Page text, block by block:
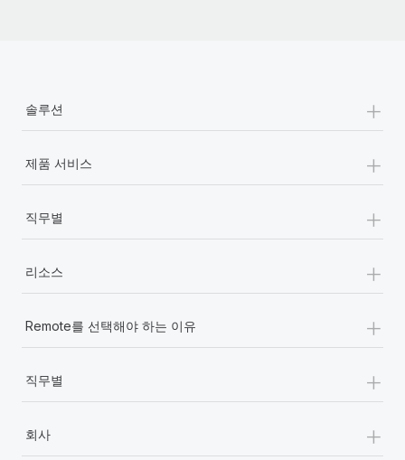
솔루션 +
제품 서비스 +
직무별 +
리소스 +
Remote를 선택해야 하는 이유 +
직무별 +
회사 +